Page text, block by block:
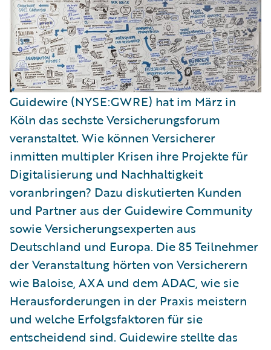
Guidewire (NYSE:GWRE) hat im März in
Köln das sechste Versicherungsforum
veranstaltet. Wie können Versicherer
inmitten multipler Krisen ihre Projekte für
Digitalisierung und Nachhaltigkeit
voranbringen? Dazu diskutierten Kunden
und Partner aus der Guidewire Community
sowie Versicherungsexperten aus
Deutschland und Europa. Die 85 Teilnehmer
der Veranstaltung hörten von Versicherern
wie Baloise, AXA und dem ADAC, wie sie
Herausforderungen in der Praxis meistern
und welche Erfolgsfaktoren für sie
entscheidend sind. Guidewire stellte das